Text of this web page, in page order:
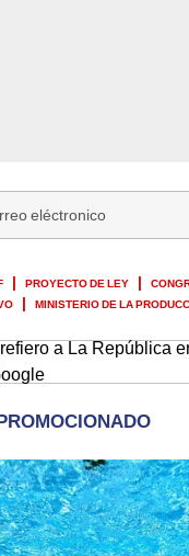
PROYECTO DE LEY
MINISTERIO DE LA
a La República